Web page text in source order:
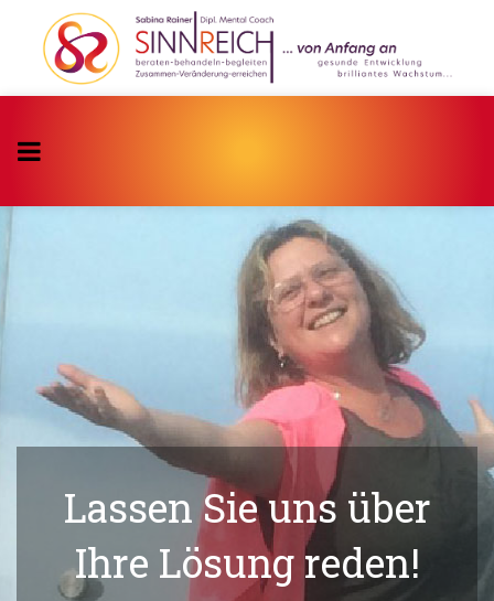
Die Lösung steht
Ihrem
schon bereit...